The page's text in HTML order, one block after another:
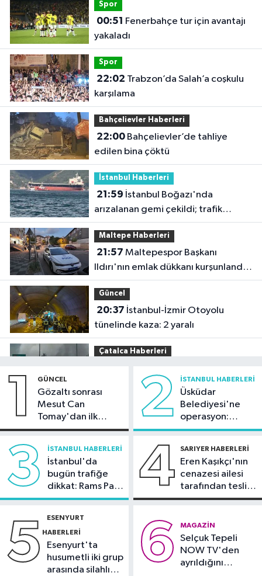
Spor
00:51
yakaladı
Spor
22:02
karşılama
Bahçelievler Haberleri
22:00Bahçelievler’de tahliye
edilen bina çöktü
İstanbul Haberleri
21:59
arızalanan gemi çekildi; trafik
yeniden açıldı
Maltepe Haberleri
21:57
Ildırı'nın emlak dükkanı kurşunlandı:
1 yaralı
Güncel
20:37
tünelinde kaza: 2 yaralı
Çatalca Haberleri
dorsesi yandı; alevler tarım arazisine
sıçradı
güçlendirecek"
20:28
Ünal, yarı finalde
için geri sayım başladı
1 GÜNCEL
Gözaltı sonrası
Mesut Can
Tomay'dan ilk
açıklama
2 İSTANBUL HABERLERI
Üsküdar
Belediyesi'ne
operasyon:
Sinem Dedetaş'a
3 İSTANBUL HABERLERI
İstanbul'da
bugün trafiğe
dikkat: Rams Park
çevresinde bazı
4 SARIYER HABERLERI
Eren Kaşıkçı'nın
cenazesi ailesi
tarafından teslim
alındı
5 ESENYURT
HABERLERI
Esenyurt'ta
husumetli iki grup
arasında silahlı
6 MAGAZIN
Selçuk Tepeli
NOW TV'den
ayrıldığını